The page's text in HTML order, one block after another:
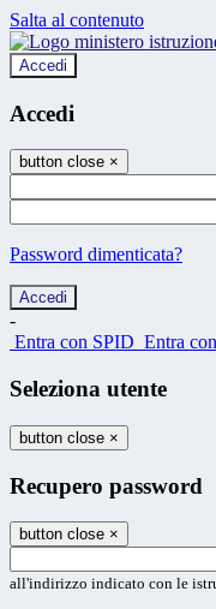
Salta al contenuto
Accedi
Accedi
button close ×
Password dimenticata?
-
Entra con SPID Entra
Seleziona utente
button close ×
Recupero password
button close ×
all'indirizzo indicato con le